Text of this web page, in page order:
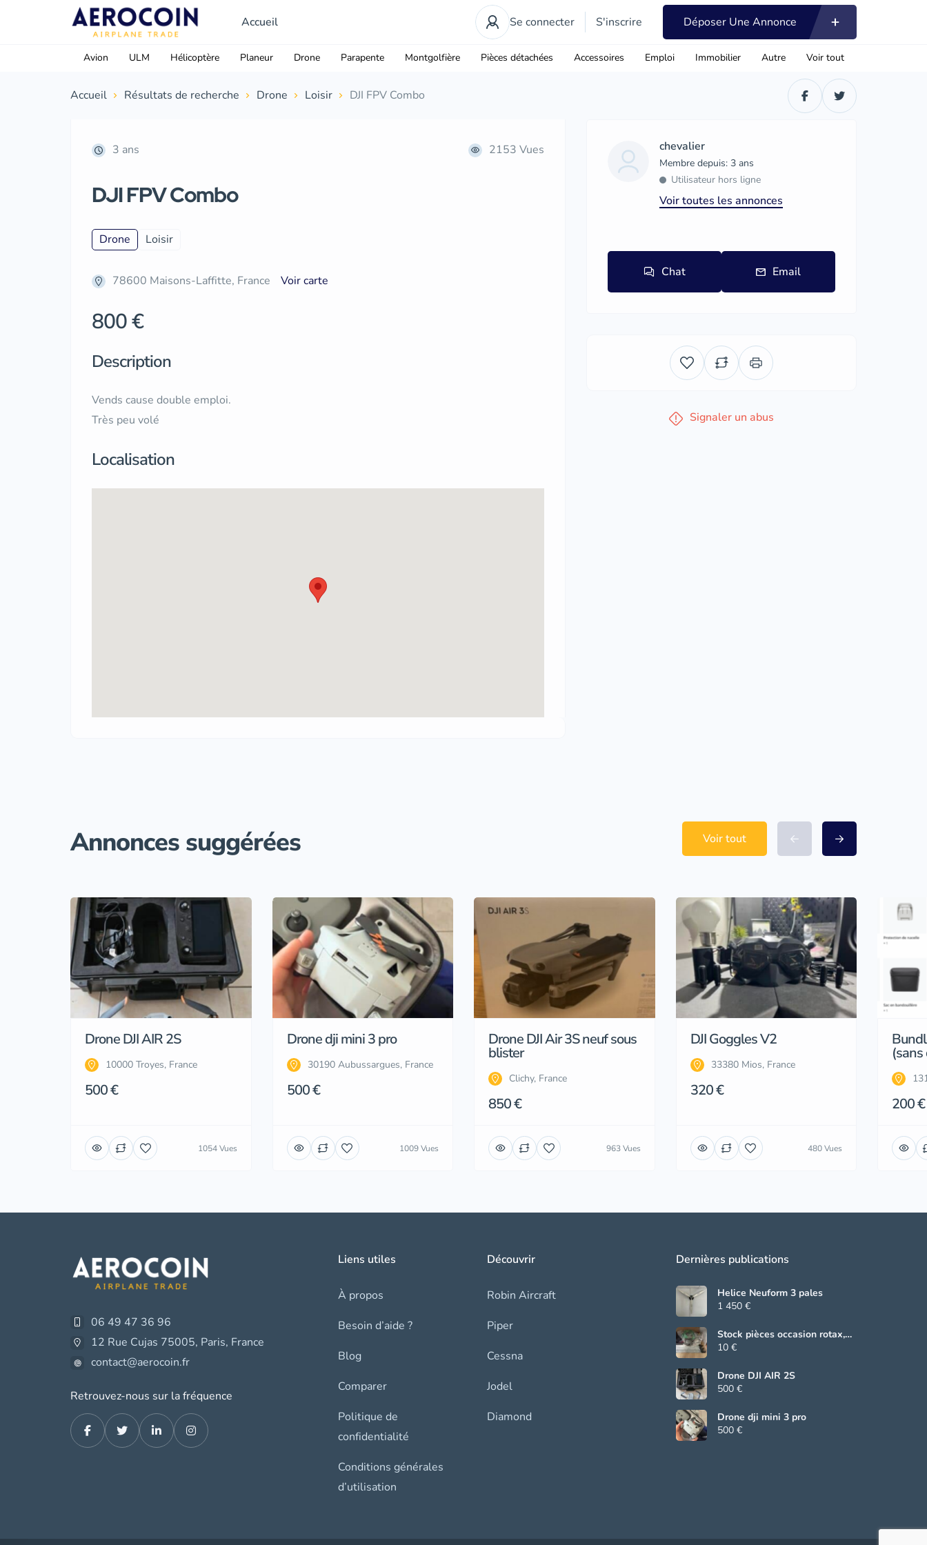
Accueil Se connecter S'inscrire Déposer Une Annonce
Avion ULM Hélicoptère Planeur Drone Parapente Montgolfière Pièces détachées Accessoires Emploi Immobilier Autre Voir tout
Accueil Résultats de recherche Drone Loisir DJI FPV Combo
3 ans 2153 Vues
DJI FPV Combo
Drone Loisir
78600 Maisons-Laffitte, France Voir carte
800 €
Description
Vends cause double emploi.
Très peu volé
Localisation
chevalier
Membre depuis: 3 ans
Utilisateur hors ligne
Voir toutes les annonces
Chat Email
Signaler un abus
Annonces suggérées Voir tout
Drone DJI AIR 2S
10000 Troyes, France
500 €
1054 Vues
Drone dji mini 3 pro
30190 Aubussargues, France
500 €
1009 Vues
Drone DJI Air 3S neuf sous
blister
Clichy, France
850 €
963 Vues
DJI Goggles V2
33380 Mios, France
320 €
480 Vues
200 €
06 49 47 36 96
12 Rue Cujas 75005, Paris, France
contact@aerocoin.fr
Retrouvez-nous sur la fréquence
Liens utiles
À propos
Besoin d’aide ?
Blog
Comparer
Politique de
confidentialité
Conditions générales
d’utilisation
Découvrir
Robin Aircraft
Piper
Cessna
Jodel
Diamond
Dernières publications
Helice Neuform 3 pales
1 450 €
Stock pièces occasion rotax,
Beringer, grs
10 €
Drone DJI AIR 2S
500 €
Drone dji mini 3 pro
500 €